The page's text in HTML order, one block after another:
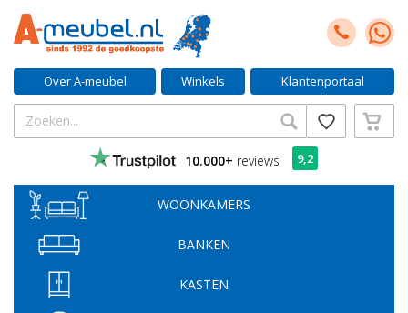
Over A-meubel Winkels Klantenportaal
10.000+ reviews 9,2
WOONKAMERS
BANKEN
KASTEN